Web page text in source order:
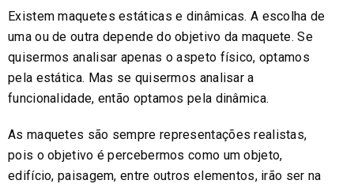
Existem maquetes estáticas e dinâmicas. A escolha de
uma ou de outra depende do objetivo da maquete. Se
quisermos analisar apenas o aspeto físico, optamos
pela estática. Mas se quisermos analisar a
funcionalidade, então optamos pela dinâmica.
As maquetes são sempre representações realistas,
pois o objetivo é percebermos como um objeto,
edifício, paisagem, entre outros elementos, irão ser na